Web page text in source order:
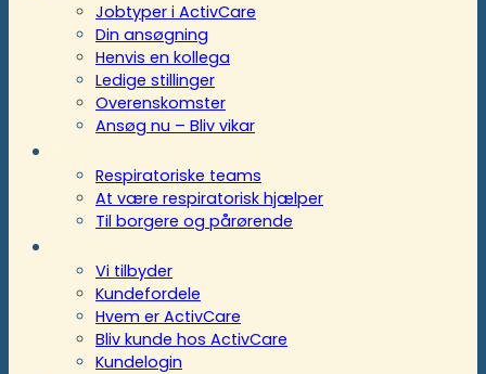
Jobtyper i ActivCare
Din ansøgning
Henvis en kollega
Ledige stillinger
Overenskomster
Ansøg nu – Bliv vikar
Respiratoriske teams
At være respiratorisk hjælper
Til borgere og pårørende
Vi tilbyder
Kundefordele
Hvem er ActivCare
Bliv kunde hos ActivCare
Kundelogin